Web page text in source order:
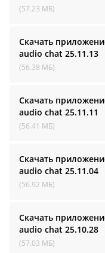
(57.23 МБ)
Скачать
audio cha‪t 25.11.13
(56.38 МБ)
Скачать
audio cha‪t 25.11.11
(56.41 МБ)
Скачать
audio cha‪t 25.11.04
(56.92 МБ)
Скачать
audio cha‪t 25.10.28
(57.03 МБ)